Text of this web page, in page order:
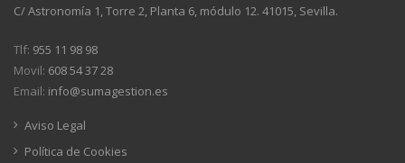
C/ Astronomía 1, Torre 2, Planta 6, módulo 12. 41015, Sevilla.
Tlf: 955 11 98 98
Movil: 608 54 37 28
Email: info@sumagestion.es
Aviso Legal
Política de Cookies